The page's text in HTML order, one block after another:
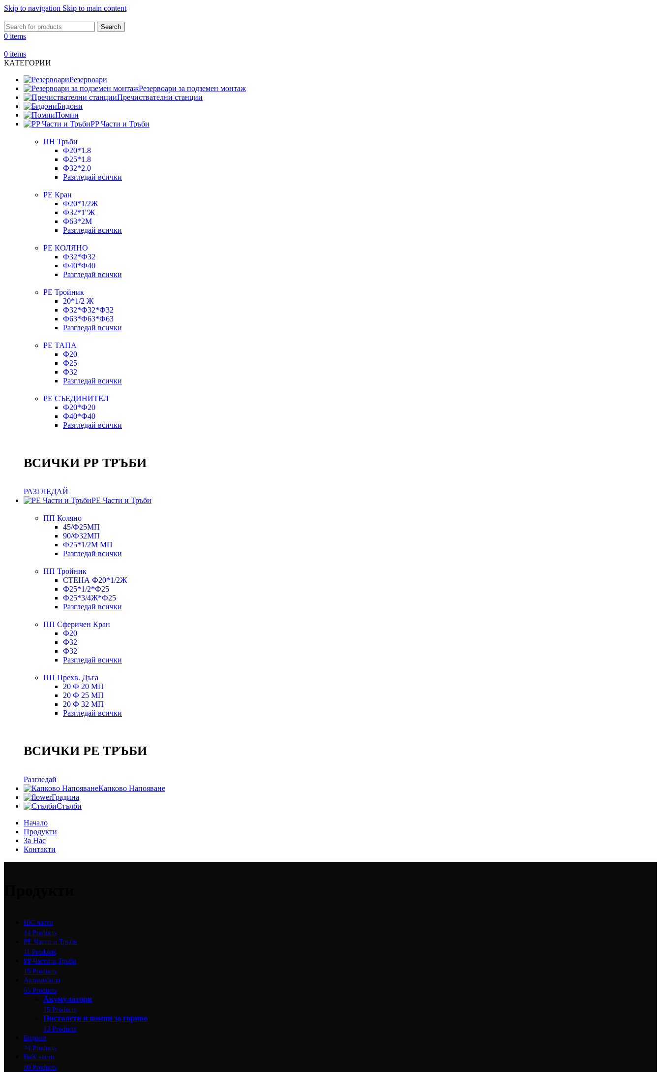
Skip to navigation Skip to main content
Search
0 items
0 items
КАТЕГОРИИ
Резервоари
Резервоари за подземен монтаж
Пречиствателни станции
Бидони
Помпи
PP Части и Тръби
ПН Тръби
Ф20*1.8
Ф25*1.8
Ф32*2.0
Разгледай всички
РЕ Кран
Ф20*1/2Ж
Ф32*1''Ж
Ф63*2М
Разгледай всички
РЕ КОЛЯНО
Ф32*Ф32
Ф40*Ф40
Разгледай всички
РЕ Тройник
20*1/2 Ж
Ф32*Ф32*Ф32
Ф63*Ф63*Ф63
Разгледай всички
РЕ ТАПА
Ф20
Ф25
Ф32
Разгледай всички
РЕ СЪЕДИНИТЕЛ
Ф20*Ф20
Ф40*Ф40
Разгледай всички
ВСИЧКИ РР ТРЪБИ
РАЗГЛЕДАЙ
PE Части и Тръби
ПП Коляно
45/Ф25МП
90/Ф32МП
Ф25*1/2М МП
Разгледай всички
ПП Тройник
СТЕНА Ф20*1/2Ж
Ф25*1/2*Ф25
Ф25*3/4Ж*Ф25
Разгледай всички
ПП Сферичен Кран
Ф20
Ф32
Ф32
Разгледай всички
ПП Прехв. Дъга
20 Ф 20 МП
20 Ф 25 МП
20 Ф 32 МП
Разгледай всички
ВСИЧКИ РЕ ТРЪБИ
Разгледай
Капково Напояване
Градина
Стълби
Начало
Продукти
За Нас
Контакти
IBC части
44 Products
PE Части и Тръби
11 Products
PP Части и Тръби
15 Products
Автомобила
65 Products
Акумулатори
15 Products
Пистолети и помпи за гориво
13 Products
Бидони
24 Products
ВиК части
80 Products